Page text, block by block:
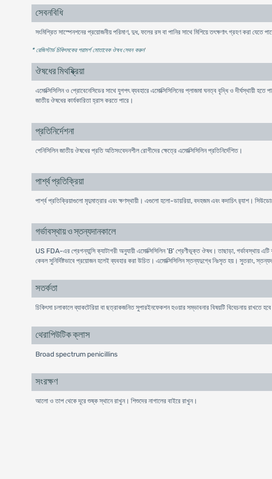
সেবনবিধি
সংমিশ্রিত সাস্পেনশনের প্রয়োজনীয় পরিমাণ, দুধ, ফলের রস বা পানির সাথে মিশিয়ে তৎক্ষণাৎ গ্রহণ করা যেতে
* রেজিস্টার্ড চিকিৎসকের পরামর্শ মোতাবেক ঔষধ সেবন করুন'
ঔষধের মিথষ্ক্রিয়া
এমোক্সিসিলিন ও প্রোবেনেসিডের সাথে যুগপৎ ব্যবহারে এমোক্সিসিলিনের প্লাজমা ঘনত্ব বৃদ্ধি ও দীর্ঘস্থায়ী
জাতীয় ঔষধের কার্যকারিতা হ্রাস করতে পারে।
প্রতিনির্দেশনা
পেনিসিলিন জাতীয় ঔষধের প্রতি অতিসংবেদনশীল রোগীদের ক্ষেত্রে এমোক্সিসিলিন প্রতিনির্দেশিত।
পার্শ্ব প্রতিক্রিয়া
পার্শ্ব প্রতিক্রিয়াগুলো মৃদুমাত্রার এবং ক্ষণস্থায়ী। এগুলো হলো-ডায়রিয়া, বদহজম এবং কদাচিৎ র‌্যাশ।
গর্ভাবস্থায় ও স্তন্যদানকালে
US FDA-এর প্রেগন্যান্সি ক্যাটাগরী অনুযায়ী এমোক্সিসিলিন 'B' শ্রেণীভূক্ত ঔষধ। তাছাড়া, গর্ভাবস্থায় এটি
কেবল সুনির্দিষ্টভাবে প্রয়োজন হলেই ব্যবহার করা উচিত। এমোক্সিসিলিন স্তন্যদুগ্ধে নিঃসৃত হয়। সুতরাং,
সতর্কতা
চিকিৎসা চলাকালে ব্যাকটেরিয়া বা ছত্রাকজনিত সুপারইনফেকশন হওয়ার সম্ভাবনার বিষয়টি বিবেচনায়
থেরাপিউটিক ক্লাস
Broad spectrum penicillins
সংরক্ষণ
আলো ও তাপ থেকে দূরে শুষ্ক স্থানে রাখুন। শিশুদের নাগালের বাইরে রাখুন।